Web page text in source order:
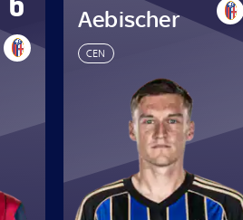
Aebischer
CEN